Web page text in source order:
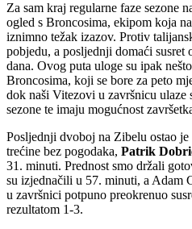
Za sam kraj regularne faze sezone
ogled s Broncosima, ekipom koja
iznimno težak izazov. Protiv
pobjedu, a posljednji domaći
dana. Ovog puta uloge su ipak
Broncosima, koji se bore za peto
dok naši Vitezovi u završnicu
sezone te imaju mogućnost
Posljednji dvoboj na Zibelu ostao
trećine bez pogodaka, Patrik
31. minuti. Prednost smo držali
su izjednačili u 57. minuti, a Adam
u završnici potpuno preokrenuo
rezultatom 1-3.